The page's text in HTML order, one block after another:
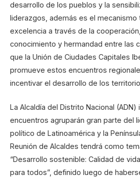
desarrollo de los pueblos y la
liderazgos, además es el
excelencia a través de la
conocimiento y hermandad entre las
que la Unión de Ciudades Capitales
promueve estos encuentros
incentivar el desarrollo de los
La Alcaldía del Distrito Nacional
encuentros agruparán gran parte del
político de Latinoamérica y la
Reunión de Alcaldes tendrá como
“Desarrollo sostenible: Calidad de
para todos”, definido luego de